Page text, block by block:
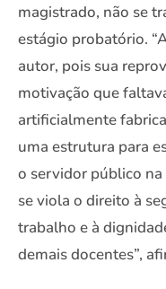
magistrado, não se
estágio probatório.
autor, pois sua
motivação que
artificialmente
uma estrutura para
o servidor público
se viola o direito à
trabalho e à
demais docentes”,